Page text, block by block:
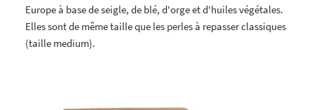
Europe à base de seigle, de blé, d'orge et d'huiles végétales.
Elles sont de même taille que les perles à repasser classiques
(taille medium).